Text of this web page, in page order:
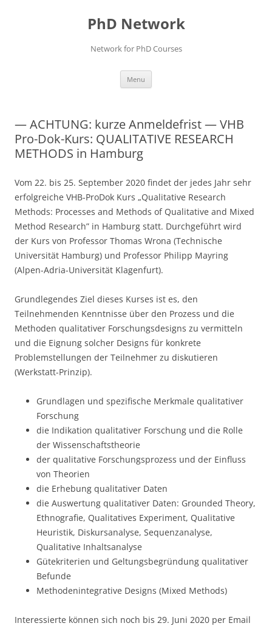
PhD Network
Network for PhD Courses
Menu
— ACHTUNG: kurze Anmeldefrist — VHB
Pro-Dok-Kurs: QUALITATIVE RESEARCH
METHODS in Hamburg
Vom 22. bis 25. September 2020 findet der jedes Jahr sehr
erfolgreiche VHB-ProDok Kurs „Qualitative Research
Methods: Processes and Methods of Qualitative and Mixed
Method Research” in Hamburg statt. Durchgeführt wird
der Kurs von Professor Thomas Wrona (Technische
Universität Hamburg) und Professor Philipp Mayring
(Alpen-Adria-Universität Klagenfurt).
Grundlegendes Ziel dieses Kurses ist es, den
Teilnehmenden Kenntnisse über den Prozess und die
Methoden qualitativer Forschungsdesigns zu vermitteln
und die Eignung solcher Designs für konkrete
Problemstellungen der Teilnehmer zu diskutieren
(Werkstatt-Prinzip).
Grundlagen und spezifische Merkmale qualitativer
Forschung
die Indikation qualitativer Forschung und die Rolle
der Wissenschaftstheorie
der qualitative Forschungsprozess und der Einfluss
von Theorien
die Erhebung qualitativer Daten
die Auswertung qualitativer Daten: Grounded Theory,
Ethnografie, Qualitatives Experiment, Qualitative
Heuristik, Diskursanalyse, Sequenzanalyse,
Qualitative Inhaltsanalyse
Gütekriterien und Geltungsbegründung qualitativer
Befunde
Methodenintegrative Designs (Mixed Methods)
Interessierte können sich noch bis 29. Juni 2020 per Email